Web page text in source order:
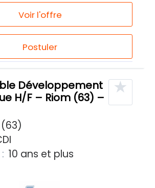
Voir l'offre
Postuler
Développement
H/F – Riom (63) –
★
10 ans et plus